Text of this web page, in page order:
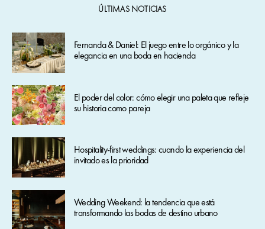
ÚLTIMAS NOTICIAS
Fernanda & Daniel: El juego entre lo orgánico y la
elegancia en una boda en hacienda
El poder del color: cómo elegir una paleta que refleje
su historia como pareja
Hospitality-first weddings: cuando la experiencia del
invitado es la prioridad
Wedding Weekend: la tendencia que está
transformando las bodas de destino urbano